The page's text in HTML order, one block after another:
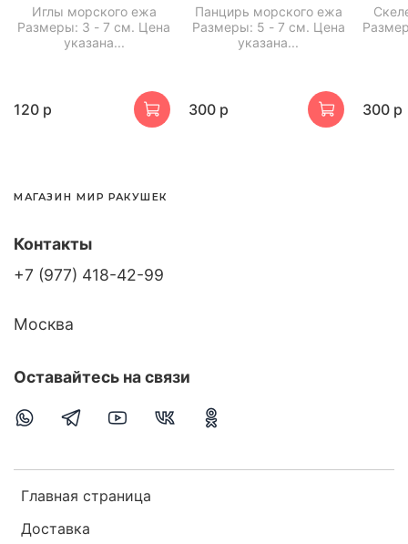
Иглы морского ежа
Размеры: 3 - 7 см. Цена
указана...
120 р
Панцирь морского ежа
Размеры: 5 - 7 см. Цена
указана...
300 р 300 р
МАГАЗИН МИР РАКУШЕК
Главная страница
Доставка
Контакты
+7 (977) 418-42-99
Москва
Оставайтесь на связи